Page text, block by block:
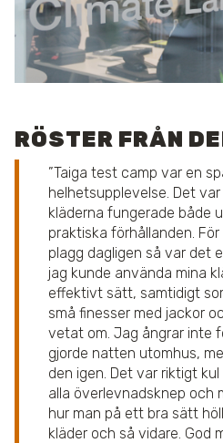
RÖSTER FRÅN
Taiga test camp var en
helhetsupplevelse. Det
kläderna fungerade både
praktiska förhållanden.
plagg dagligen så var det
jag kunde använda mina
effektivt sätt, samtidigt
små finesser med jackor
vetat om. Jag ångrar inte
gjorde natten utomhus,
den igen. Det var riktigt
alla överlevnadsknep och
hur man på ett bra sätt
kläder och så vidare. God